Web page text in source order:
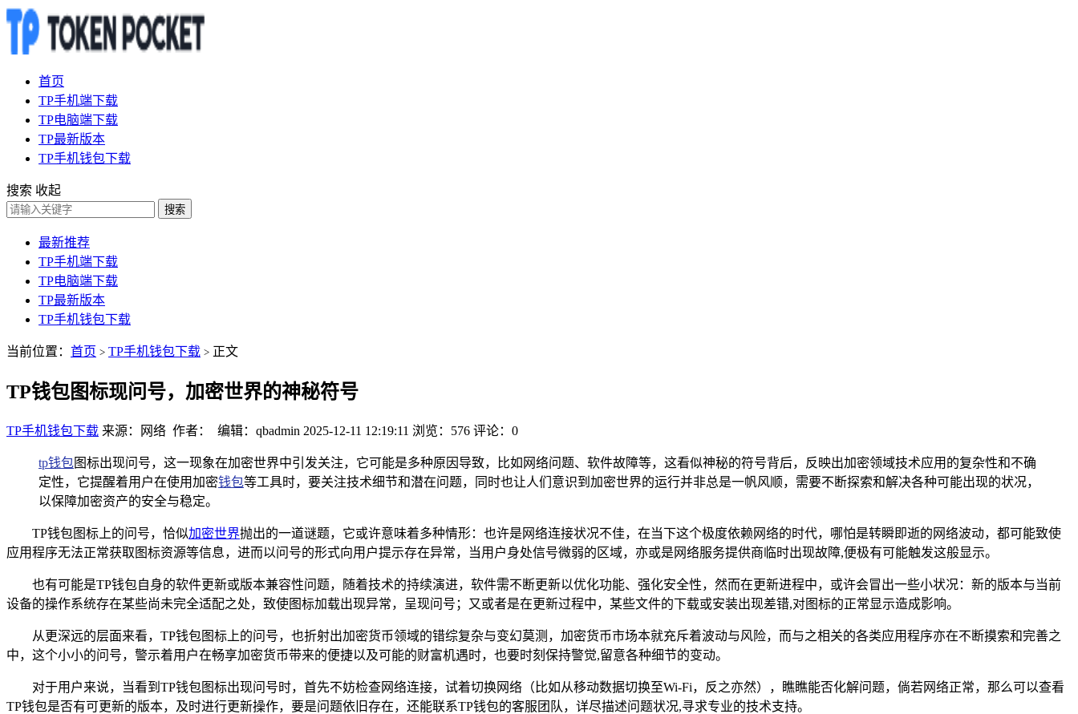
首页
TP手机端下载
TP电脑端下载
TP最新版本
TP手机钱包下载
搜索 收起
搜索
最新推荐
TP手机端下载
TP电脑端下载
TP最新版本
TP手机钱包下载
当前位置： 首页 > TP手机钱包下载 > 正文
TP钱包图标现问号，加密世界的神秘符号
TP手机钱包下载 来源：网络 作者： 编辑：qbadmin 2025-12-11 12:19:11 浏览：576 评论：0
tp钱包图标出现问号，这一现象在加密世界中引发关注，它可能是多种原因导致，比如网络问题、软件故障等，这看似神秘的符号背后，反映出加密领域技术应用的复杂性和不确
定性，它提醒着用户在使用加密钱包等工具时，要关注技术细节和潜在问题，同时也让人们意识到加密世界的运行并非总是一帆风顺，需要不断探索和解决各种可能出现的状况，
以保障加密资产的安全与稳定。
TP钱包图标上的问号，恰似加密世界抛出的一道谜题，它或许意味着多种情形：也许是网络连接状况不佳，在当下这个极度依赖网络的时代，哪怕是转瞬即逝的网络波动，都可能致使
应用程序无法正常获取图标资源等信息，进而以问号的形式向用户提示存在异常，当用户身处信号微弱的区域，亦或是网络服务提供商临时出现故障,便极有可能触发这般显示。
也有可能是TP钱包自身的软件更新或版本兼容性问题，随着技术的持续演进，软件需不断更新以优化功能、强化安全性，然而在更新进程中，或许会冒出一些小状况：新的版本与当前
设备的操作系统存在某些尚未完全适配之处，致使图标加载出现异常，呈现问号；又或者是在更新过程中，某些文件的下载或安装出现差错,对图标的正常显示造成影响。
从更深远的层面来看，TP钱包图标上的问号，也折射出加密货币领域的错综复杂与变幻莫测，加密货币市场本就充斥着波动与风险，而与之相关的各类应用程序亦在不断摸索和完善之
中，这个小小的问号，警示着用户在畅享加密货币带来的便捷以及可能的财富机遇时，也要时刻保持警觉,留意各种细节的变动。
对于用户来说，当看到TP钱包图标出现问号时，首先不妨检查网络连接，试着切换网络（比如从移动数据切换至Wi-Fi，反之亦然），瞧瞧能否化解问题，倘若网络正常，那么可以查看
TP钱包是否有可更新的版本，及时进行更新操作，要是问题依旧存在，还能联系TP钱包的客服团队，详尽描述问题状况,寻求专业的技术支持。